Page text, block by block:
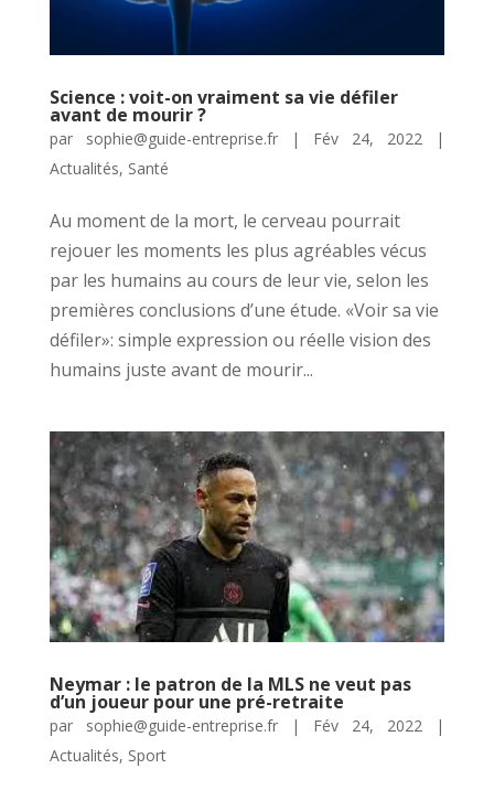
Science : voit-on vraiment sa vie défiler
avant de mourir ?
par sophie@guide-entreprise.fr| Fév 24, 2022 |
Actualités, Santé
Au moment de la mort, le cerveau pourrait
rejouer les moments les plus agréables vécus
par les humains au cours de leur vie, selon les
premières conclusions d’une étude. «Voir sa vie
défiler»: simple expression ou réelle vision des
humains juste avant de mourir...
Neymar : le patron de la MLS ne veut pas
d’un joueur pour une pré-retraite
par sophie@guide-entreprise.fr| Fév 24, 2022 |
Actualités, Sport